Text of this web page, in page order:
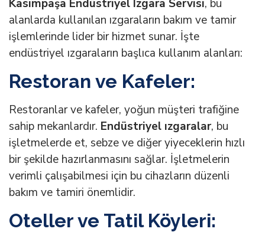
Kasımpaşa Endüstriyel Izgara Servisi, bu
alanlarda kullanılan ızgaraların bakım ve tamir
işlemlerinde lider bir hizmet sunar. İşte
endüstriyel ızgaraların başlıca kullanım alanları:
Restoran ve Kafeler:
Restoranlar ve kafeler, yoğun müşteri trafiğine
sahip mekanlardır. Endüstriyel ızgaralar, bu
işletmelerde et, sebze ve diğer yiyeceklerin hızlı
bir şekilde hazırlanmasını sağlar. İşletmelerin
verimli çalışabilmesi için bu cihazların düzenli
bakım ve tamiri önemlidir.
Oteller ve Tatil Köyleri: